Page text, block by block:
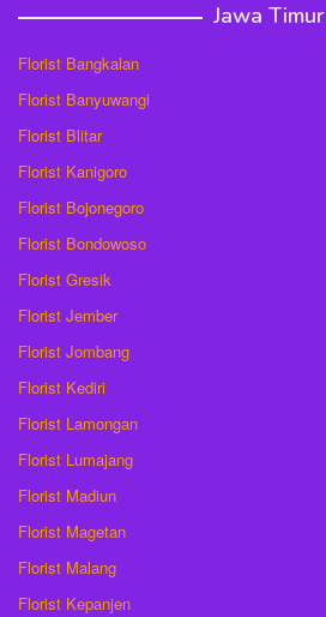
Jawa Timur
Florist Bangkalan
Florist Banyuwangi
Florist Blitar
Florist Kanigoro
Florist Bojonegoro
Florist Bondowoso
Florist Gresik
Florist Jember
Florist Jombang
Florist Kediri
Florist Lamongan
Florist Lumajang
Florist Madiun
Florist Magetan
Florist Malang
Florist Kepanjen